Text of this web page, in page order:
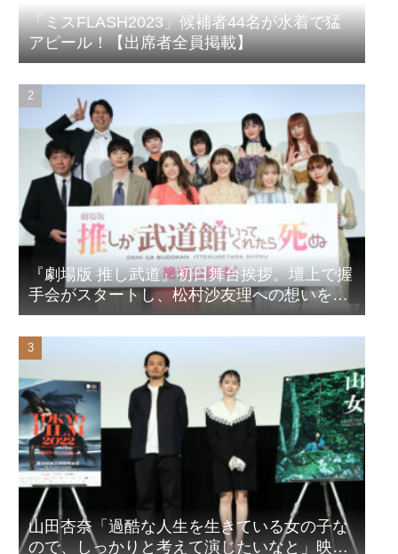
「ミスFLASH2023」候補者44名が水着で猛
アピール！【出席者全員掲載】
『劇場版 推し武道』初日舞台挨拶。壇上で握
手会がスタートし、松村沙友理への想いをア
ピール！？
山田杏奈「過酷な人生を生きている女の子な
ので、しっかりと考えて演じたいなと」映画